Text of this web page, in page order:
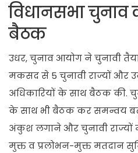
विधानसभा चुनाव
बैठक
उधर, चुनाव आयोग ने चुनावी
मकसद से 5 चुनावी राज्यों और
अधिकारियों के साथ बैठक की.
के साथ भी बैठक कर समन्वय
अंकुश लगाने और चुनावी राज्यों में
मुक्त व प्रलोभन-मुक्त मतदान